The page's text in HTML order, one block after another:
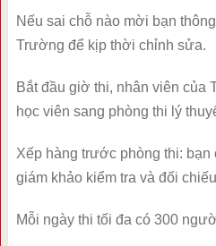
Nếu sai chỗ nào mời bạn
Trường để kịp thời chỉnh sửa.
Bắt đầu giờ thi, nhân viên của
học viên sang phòng thi lý
Xếp hàng trước phòng thi: bạn
giám khảo kiểm tra và đối
Mỗi ngày thi tối đa có 300